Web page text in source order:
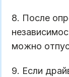
8. После
можно
9. Если